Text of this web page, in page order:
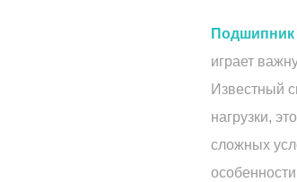
Подшипник
играет
Известный
нагрузки,
сложных